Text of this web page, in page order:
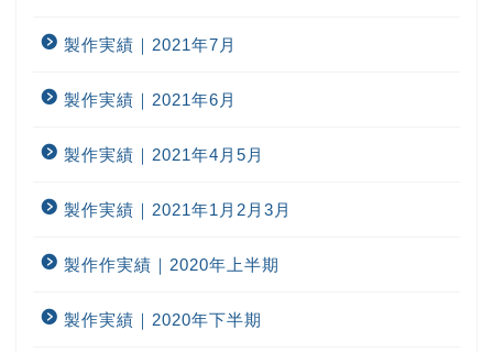
製作実績｜2021年7月
製作実績｜2021年6月
製作実績｜2021年4月5月
製作実績｜2021年1月2月3月
製作作実績｜2020年上半期
製作実績｜2020年下半期